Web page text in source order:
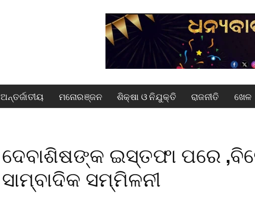
ଅନ୍ତର୍ଜାତୀୟ ମନୋରଞ୍ଜନ ଶିକ୍ଷା ଓ ନିଯୁକ୍ତି ରାଜନୀତି ଖେଳ
ଦେବାଶିଷଙ୍କ ଇସ୍ତଫା ପରେ
ସାମ୍ବାଦିକ ସମ୍ମିଳନୀ